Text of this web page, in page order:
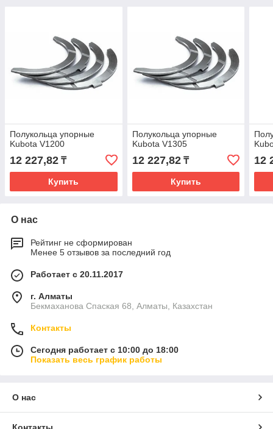
Полукольца упорные
Kubota V1200
12 227,82 ₸
Купить
Полукольца упорные
Kubota V1305
12 227,82₸
Купить
12
О нас
Рейтинг не сформирован
Менее 5 отзывов за последний год
Работает с 20.11.2017
г. Алматы
Бекмаханова Спаская 68, Алматы, Казахстан
Контакты
Сегодня работает с 10:00 до 18:00
Показать весь график работы
О нас